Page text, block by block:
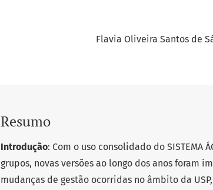
Flavia Oliveira Santos de
Resumo
Introdução: Com o uso consolidado do SISTEMA
grupos, novas versões ao longo dos anos foram
mudanças de gestão ocorridas no âmbito da